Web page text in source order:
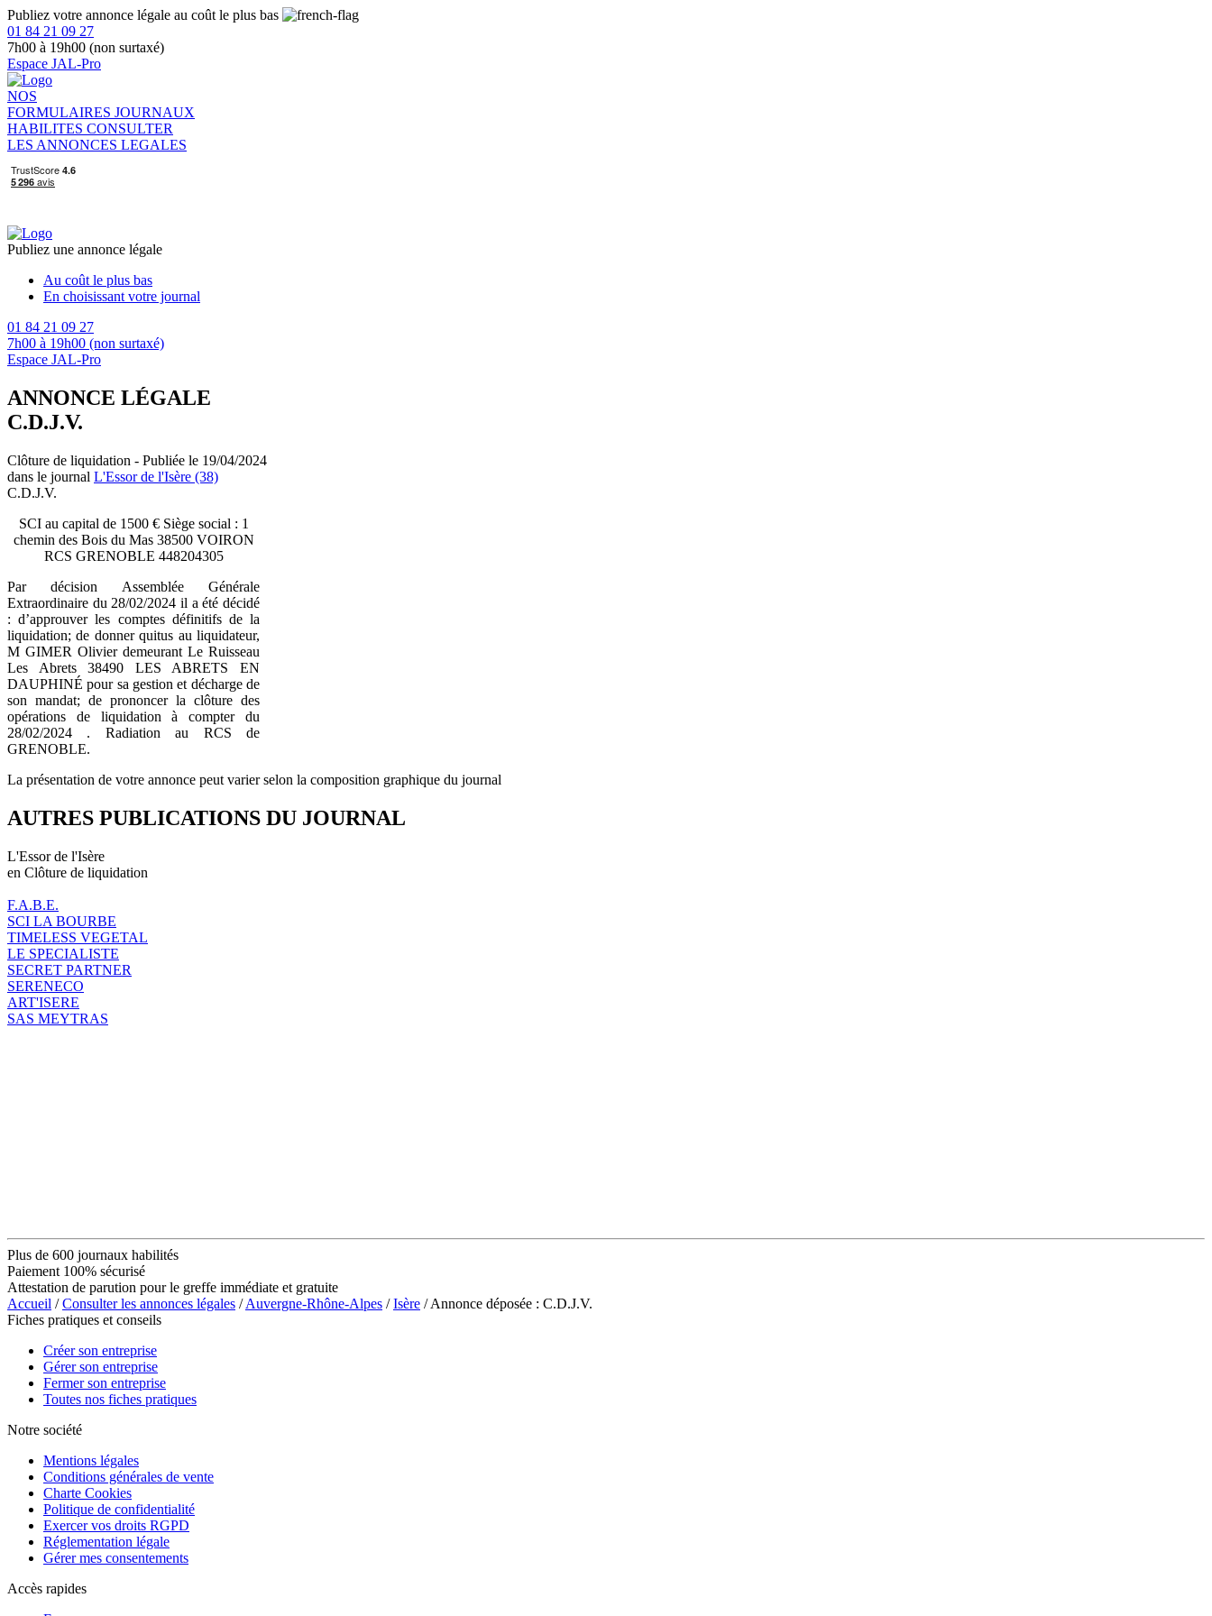
Publiez votre annonce légale au coût le plus bas
01 84 21 09 27
7h00 à 19h00 (non surtaxé)
Espace JAL-Pro
NOS
FORMULAIRES JOURNAUX
HABILITES CONSULTER
LES ANNONCES LEGALES
Publiez une annonce légale
Au coût le plus bas
En choisissant votre journal
01 84 21 09 27
7h00 à 19h00 (non surtaxé)
Espace JAL-Pro
ANNONCE LÉGALE
C.D.J.V.
Clôture de liquidation - Publiée le 19/04/2024
dans le journal L'Essor de l'Isère (38)
C.D.J.V.
SCI au capital de 1500 € Siège social : 1
chemin des Bois du Mas 38500 VOIRON
RCS GRENOBLE 448204305
Par décision Assemblée Générale
Extraordinaire du 28/02/2024 il a été décidé
: d’approuver les comptes définitifs de la
liquidation; de donner quitus au liquidateur,
M GIMER Olivier demeurant Le Ruisseau
Les Abrets 38490 LES ABRETS EN
DAUPHINÉ pour sa gestion et décharge de
son mandat; de prononcer la clôture des
opérations de liquidation à compter du
28/02/2024 . Radiation au RCS de
GRENOBLE.
La présentation de votre annonce peut varier selon la composition graphique du journal
AUTRES PUBLICATIONS DU JOURNAL
L'Essor de l'Isère
en Clôture de liquidation
F.A.B.E.
SCI LA BOURBE
TIMELESS VEGETAL
LE SPECIALISTE
SECRET PARTNER
SERENECO
ART'ISERE
SAS MEYTRAS
Plus de 600 journaux habilités
Paiement 100% sécurisé
Attestation de parution pour le greffe immédiate et gratuite
Accueil /Consulter les annonces légales /Auvergne-Rhône-Alpes /Isère / Annonce déposée : C.D.J.V.
Fiches pratiques et conseils
Créer son entreprise
Gérer son entreprise
Fermer son entreprise
Toutes nos fiches pratiques
Notre société
Mentions légales
Conditions générales de vente
Charte Cookies
Politique de confidentialité
Exercer vos droits RGPD
Réglementation légale
Gérer mes consentements
Accès rapides